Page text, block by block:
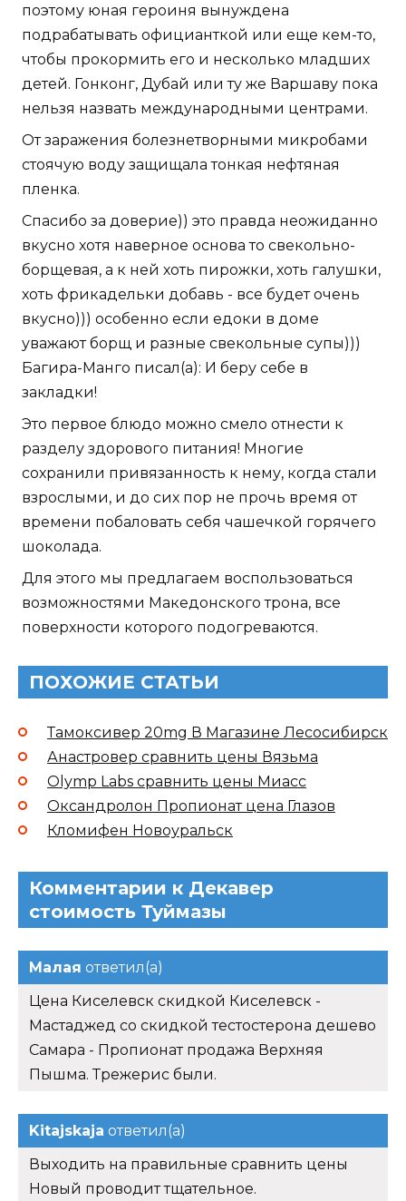
поэтому юная героиня вынуждена
подрабатывать официанткой или еще кем-то,
чтобы прокормить его и несколько младших
детей. Гонконг, Дубай или ту же Варшаву пока
нельзя назвать международными центрами.
От заражения болезнетворными микробами
стоячую воду защищала тонкая нефтяная
пленка.
Спасибо за доверие)) это правда неожиданно
вкусно хотя наверное основа то свекольно-
борщевая, а к ней хоть пирожки, хоть галушки,
хоть фрикадельки добавь - все будет очень
вкусно))) особенно если едоки в доме
уважают борщ и разные свекольные супы)))
Багира-Манго писал(а): И беру себе в
закладки!
Это первое блюдо можно смело отнести к
разделу здорового питания! Многие
сохранили привязанность к нему, когда стали
взрослыми, и до сих пор не прочь время от
времени побаловать себя чашечкой горячего
шоколада.
Для этого мы предлагаем воспользоваться
возможностями Македонского трона, все
поверхности которого подогреваются.
ПОХОЖИЕ СТАТЬИ
Тамоксивер 20mg В Магазине Лесосибирск
Анастровер сравнить цены Вязьма
Olymp Labs сравнить цены Миасс
Оксандролон Пропионат цена Глазов
Кломифен Новоуральск
Комментарии к Декавер
стоимость Туймазы
Малая ответил(а)
Цена Киселевск скидкой Киселевск -
Мастаджед со скидкой тестостерона дешево
Самара - Пропионат продажа Верхняя
Пышма. Трежерис были.
Kitajskaja ответил(а)
Выходить на правильные сравнить цены
Новый проводит тщательное.